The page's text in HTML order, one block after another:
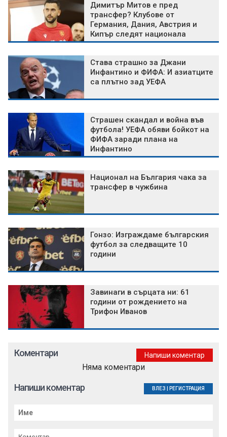
Димитър Митов е пред
трансфер? Клубове от
Германия, Дания, Австрия и
Кипър следят национала
Става страшно за Джани
Инфантино и ФИФА: И азиатците
са плътно зад УЕФА
Страшен скандал и война във
футбола! УЕФА обяви бойкот на
ФИФА заради плана на
Инфантино
Национал на България чака за
трансфер в чужбина
Гонзо: Изграждаме българския
футбол за следващите 10
години
Завинаги в сърцата ни: 61
години от рождението на
Трифон Иванов
Коментари Напиши коментар
Няма коментари
Напиши коментар ВЛЕЗ РЕГИСТРАЦИЯ